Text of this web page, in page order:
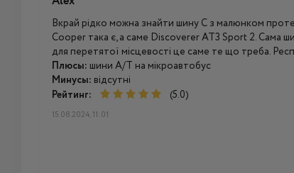
Вкрай рідко можна знайти шину С з малюнком
Cooper така є, а саме Discoverer AT3 Sport 2. Сама
для перетятої місцевості це саме те що треба.
Плюсы: шини A/T на мікроавтобус
Минусы: відсутні
Рейтинг:
(5.0)
15.08.2024, 11:01